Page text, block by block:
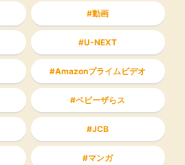
動画
U-NEXT
Amazonプライムビデオ
ベビーザらス
JCB
マンガ